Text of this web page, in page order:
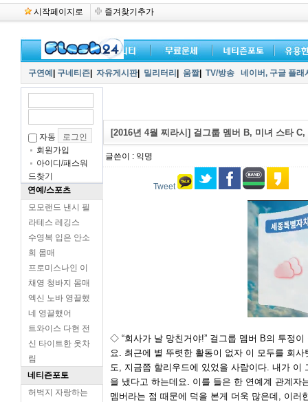
시작페이지로 즐겨찾기추가
구연예 구네티즌 자유게시판| 밀리터리 움짤| TV/방송 네이버, 구글 플
자동
회원가입
아이디/패스워
드찾기
연예/스포츠
모모랜드 낸시 필
라테스 레깅스
수영복 입은 안소
희 몸매
프로미스나인 이
채영 청바지 몸매
엑신 노바 영끌했
네 영끌했어
트와이스 다현 전
신 타이트한 옷차
림
네티즌포토
허벅지 자랑하는
[2016년 4월 찌라시] 걸그룹 멤버 B, 미녀 스타
글쓴이 : 익명
Tweet
◇ “회사가 날 망친거야!” 걸그룹 멤버 B의 투정
요. 최근에 별 뚜렷한 활동이 없자 이 모두를 회
도, 지금쯤 할리우드에 있었을 사람이다. 내가 이
을 냈다고 하는데요. 이를 들은 한 연예계 관계자
멤버라는 점 때문에 덕을 본게 더욱 많은데, 이러